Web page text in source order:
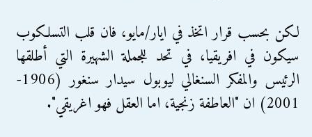
لكن بحسب قرار اتخذ في ايار/مايو، فان قلب التسلكوب
سيكون في افريقيا، في تحد للجملة الشهيرة التي أطلقها
الرئيس والمفكر السنغالي ليوبول سيدار سنغور (1906-
2001) ان "العاطفة زنجية، اما العقل فهو اغريقي".